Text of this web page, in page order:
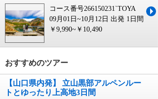
コース番号266150231`TOYA
09月01日~10月12日 出発 1日間
￥9,990~￥10,490
おすすめのツアー
【山口県内発】 立山黒部アルペンルー
トとゆったり上高地3日間